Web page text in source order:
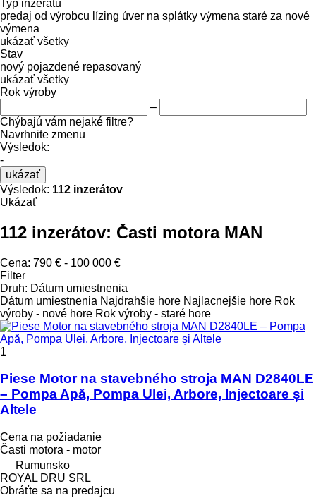
Typ inzerátu
predaj od výrobcu lízing úver na splátky výmena staré za nové
výmena
ukázať všetky
Stav
nový pojazdené repasovaný
ukázať všetky
Rok výroby
–
Chýbajú vám nejaké filtre?
Navrhnite zmenu
Výsledok:
-
ukázať
Výsledok: 112 inzerátov
Ukázať
112 inzerátov: Časti motora MAN
Cena: 790 € - 100 000 €
Filter
Druh: Dátum umiestnenia
Dátum umiestnenia Najdrahšie hore Najlacnejšie hore Rok
výroby - nové hore Rok výroby - staré hore
1
Piese Motor na stavebného stroja MAN D2840LE
– Pompa Apă, Pompa Ulei, Arbore, Injectoare și
Altele
Cena na požiadanie
Časti motora - motor
Rumunsko
ROYAL DRU SRL
Obráťte sa na predajcu